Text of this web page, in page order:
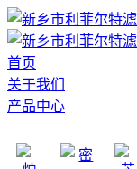
首页
关于我们
产品中心